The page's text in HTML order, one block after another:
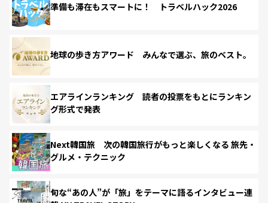
準備も滞在もスマートに！ トラベルハック2026
地球の歩き方アワード みんなで選ぶ、旅のベスト。
エアラインランキング 読者の投票をもとにランキン
グ形式で発表
Next韓国旅 次の韓国旅行がもっと楽しくなる 旅先・
グルメ・テクニック
旬な“あの人”が「旅」をテーマに語るインタビュー連